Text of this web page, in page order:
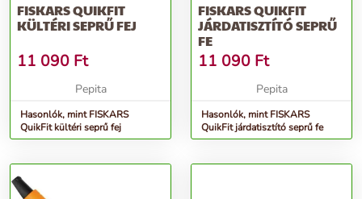
FISKARS QUIKFIT
KÜLTÉRI SEPRŰ FEJ
11 090 Ft
Pepita
Hasonlók, mint FISKARS
QuikFit kültéri seprű fej
FISKARS QUIKFIT
JÁRDATISZTÍTÓ SEPRŰ
FE
11 090 Ft
Pepita
Hasonlók, mint FISKARS
QuikFit járdatisztító seprű fe